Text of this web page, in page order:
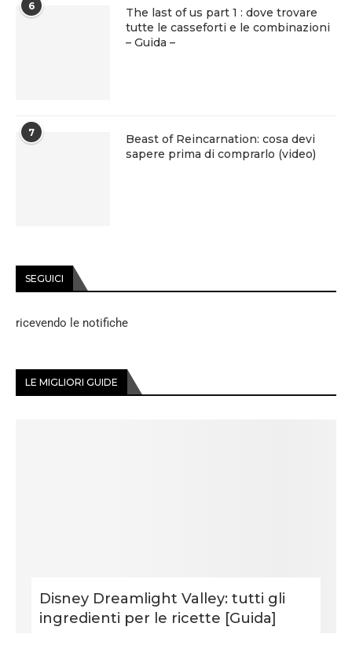
6
The last of us part 1 : dove trovare
tutte le casseforti e le combinazioni
– Guida –
7
Beast of Reincarnation: cosa devi
sapere prima di comprarlo (video)
SEGUICI
ricevendo le notifiche
LE MIGLIORI GUIDE
Disney Dreamlight Valley: tutti gli
ingredienti per le ricette [Guida]